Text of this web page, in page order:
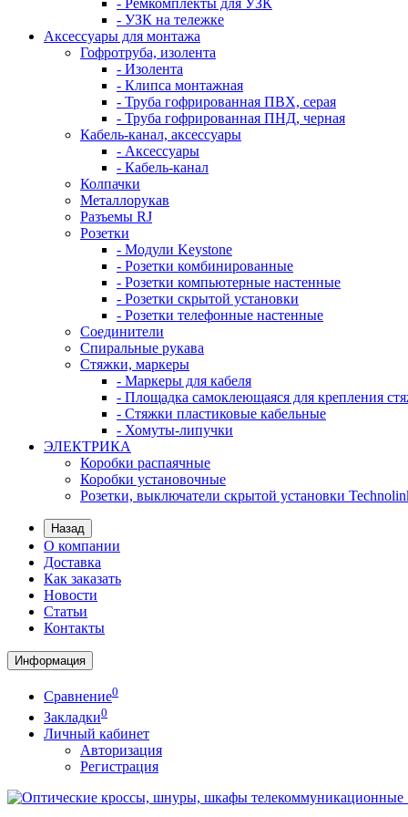
- Ремкомплекты для УЗК
- УЗК на тележке
Аксессуары для монтажа
Гофротруба, изолента
- Изолента
- Клипса монтажная
- Труба гофрированная ПВХ, серая
- Труба гофрированная ПНД, черная
Кабель-канал, аксессуары
- Аксессуары
- Кабель-канал
Колпачки
Металлорукав
Разъемы RJ
Розетки
- Модули Keystone
- Розетки комбинированные
- Розетки компьютерные настенные
- Розетки скрытой установки
- Розетки телефонные настенные
Соединители
Спиральные рукава
Стяжки, маркеры
- Маркеры для кабеля
- Площадка самоклеющаяся для крепления
- Стяжки пластиковые кабельные
- Хомуты-липучки
ЭЛЕКТРИКА
Коробки распаячные
Коробки установочные
Розетки, выключатели скрытой установки
Назад
О компании
Доставка
Как заказать
Новости
Статьи
Контакты
Информация
Сравнение0
Закладки0
Личный кабинет
Авторизация
Регистрация